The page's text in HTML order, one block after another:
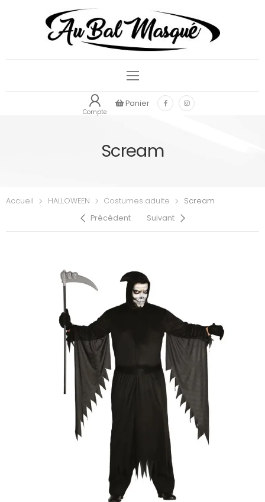
Compte
Panier
Scream
Accueil HALLOWEEN Costumes adulte
Scream
Précédent
Suivant